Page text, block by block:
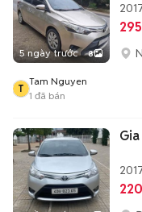
5 ngày trước 8
T
Tam Nguyen
1 đã bán